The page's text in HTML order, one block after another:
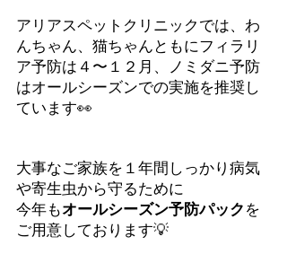
アリアスペットクリニックでは、わ
んちゃん、猫ちゃんともにフィラリ
ア予防は４〜１２月、ノミダニ予防
はオールシーズンでの実施を推奨し
ています👀
大事なご家族を１年間しっかり病気
や寄生虫から守るために
今年もオールシーズン予防パック を
ご用意しております💡